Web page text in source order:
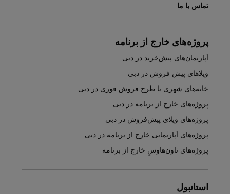
تماس با ما
پروژه‌های خارج از برنامه
آپارتمان‌های پیش‌خرید در دبی
ویلاهای پیش فروش در دبی
خانه‌های شهری با طرح فروش فوری در دبی
پروژه‌های خارج از برنامه در دبی
پروژه‌های ویلای پیش‌فروش در دبی
پروژه‌های آپارتمانی خارج از برنامه در دبی
پروژه‌های تاون‌هاوسِ خارج از برنامه
استانبول